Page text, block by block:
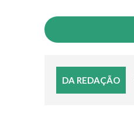
DA REDAÇÃO